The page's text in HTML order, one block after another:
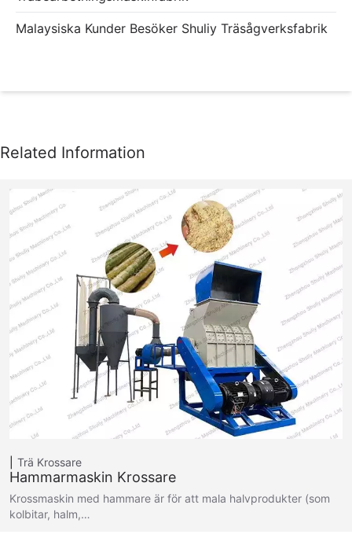
Malaysiska Kunder Besöker Shuliy Träsågverksfabrik
Trä Krossare
Hammarmaskin Krossare
Krossmaskin med hammare är för att mala halvprodukter (som
kolbitar, halm,…